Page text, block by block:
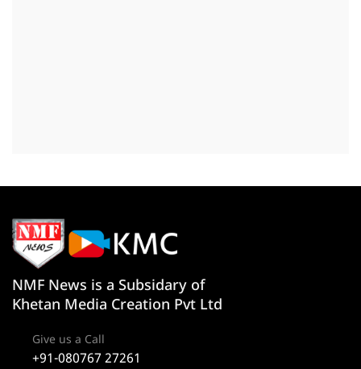
NMF News is a Subsidary of
Khetan Media Creation Pvt Ltd
Give us a Call
+91-080767 27261